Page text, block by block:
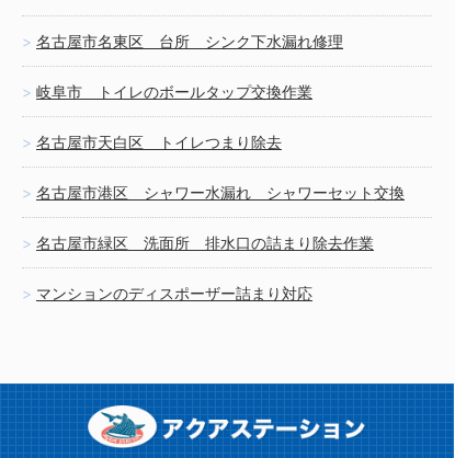
名古屋市名東区 台所 シンク下水漏れ修理
岐阜市 トイレのボールタップ交換作業
名古屋市天白区 トイレつまり除去
名古屋市港区 シャワー水漏れ シャワーセット交換
名古屋市緑区 洗面所 排水口の詰まり除去作業
マンションのディスポーザー詰まり対応